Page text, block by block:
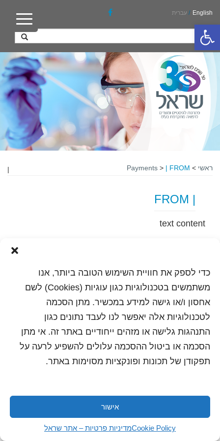
פתח סרגל נגישות
כדי לספק את חוויית השימוש הטובה ביותר, אנו
משתמשים בטכנולוגיות כגון עוגיות (Cookies) לשם
אחסון ו/או גישה למידע במכשיר. מתן הסכמה
לטכנולוגיות אלה יאפשר לנו לעבד נתונים כגון
התנהגות גלישה או מזהים ייחודיים באתר זה. אי מתן
הסכמה או ביטול ההסכמה עלולים להשפיע לרעה על
תפקודן של תכונות ופונקציות מסוימות באתר.
אישור
Cookie Policyמדיניות פרטיות – אתר שראל
English
/ עברית
ראשי >
Payments > | FROM
|
| FROM
text content
שלח לחבר
כל הזכויות שמורות לשראל 2018 | עיצוב ותכנות: סטודיו
"היוצרים"